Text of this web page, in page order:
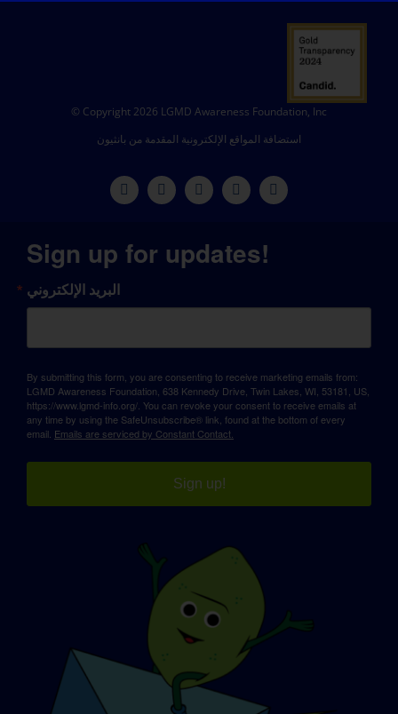
© Copyright 2026 LGMD Awareness Foundation, Inc
استضافة المواقع الإلكترونية المقدمة من بانثيون
Sign up for updates!
البريد الإلكتروني
By submitting this form, you are consenting to receive marketing emails from:
LGMD Awareness Foundation, 638 Kennedy Drive, Twin Lakes, WI, 53181, US,
https://www.lgmd-info.org/. You can revoke your consent to receive emails at
any time by using the SafeUnsubscribe® link, found at the bottom of every
email. Emails are serviced by Constant Contact.
Sign up!